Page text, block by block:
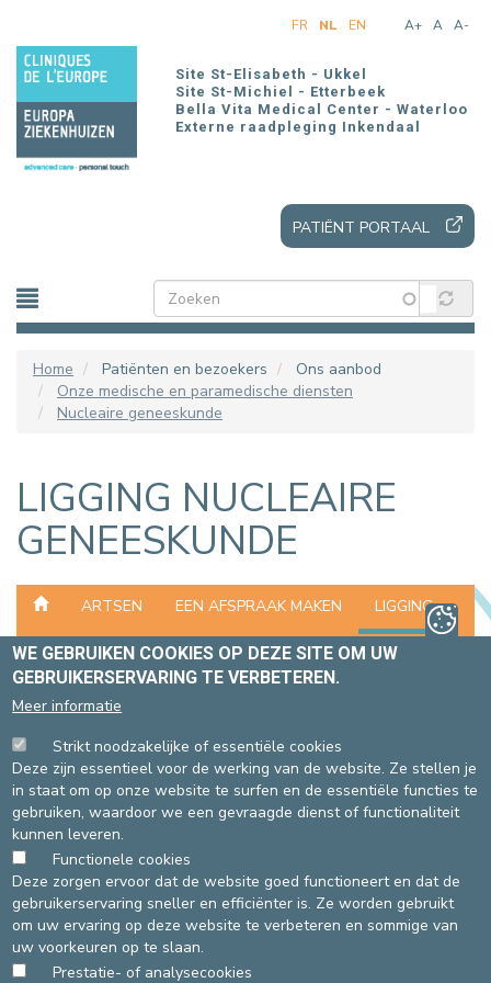
en
naar
inhoud
gaan
A+ A A-
FR NL EN
Site St-Elisabeth - Ukkel
Site St-Michiel - Etterbeek
Bella Vita Medical Center - Waterloo
Externe raadpleging Inkendaal
PATIËNT PORTAAL
Home Patiënten en bezoekers
Ons aanbod
Onze medische en paramedische diensten
Nucleaire geneeskunde
LIGGING NUCLEAIRE
GENEESKUNDE
ARTSEN EEN AFSPRAAK MAKEN LIGGING
ONDERZOEKEN EN BEHANDELINGEN
GENEESKUNDE?
SITE ST-ELISABETH SITE ST-MICHIEL
Vanaf de rode muur, neem
de lift naar -2 en volg de
weg 430.
Volg de lijn licht blauw F,
neem de lift naar -2 en volg
de panelen "nucleaire
geneeskunde".
WE GEBRUIKEN COOKIES OP DEZE SITE OM UW
GEBRUIKERSERVARING TE VERBETEREN.
Meer informatie
Strikt noodzakelijke of essentiële cookies
Deze zijn essentieel voor de werking van de website. Ze stellen je
in staat om op onze website te surfen en de essentiële functies te
gebruiken, waardoor we een gevraagde dienst of functionaliteit
kunnen leveren.
Functionele cookies
Deze zorgen ervoor dat de website goed functioneert en dat de
gebruikerservaring sneller en efficiënter is. Ze worden gebruikt
om uw ervaring op deze website te verbeteren en sommige van
uw voorkeuren op te slaan.
Prestatie- of analysecookies